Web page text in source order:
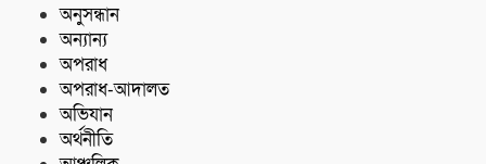
অনুসন্ধান
অন্যান্য
অপরাধ
অপরাধ-আদালত
অভিযান
অর্থনীতি